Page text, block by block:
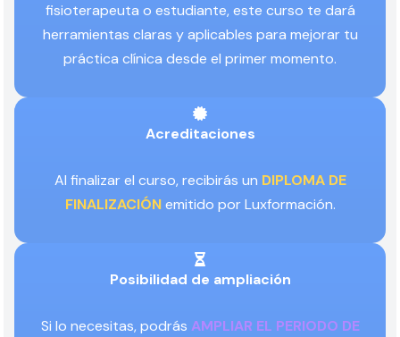
fisioterapeuta o estudiante, este curso te dará
herramientas claras y aplicables para mejorar tu
práctica clínica desde el primer momento.
Acreditaciones
Al finalizar el curso, recibirás un DIPLOMA DE
FINALIZACIÓNemitido por Luxformación.
Posibilidad de ampliación
Si lo necesitas, podrás AMPLIAR EL PERIODO DE